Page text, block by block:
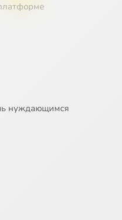
нуждающимся